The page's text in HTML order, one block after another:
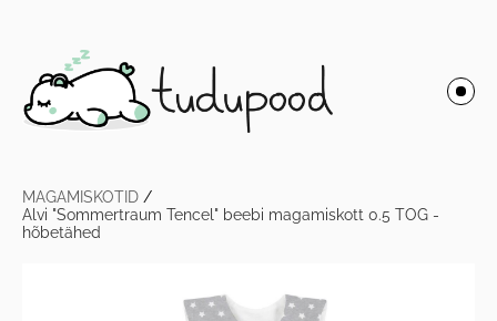
MAGAMISKOTID /
Alvi "Sommertraum Tencel" beebi magamiskott 0.5 TOG -
hõbetähed